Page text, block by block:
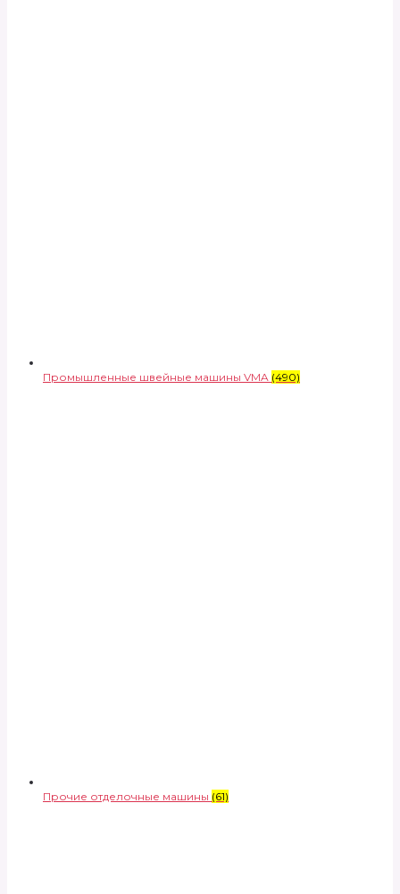
Промышленные швейные машины VMA (490)
Прочие отделочные машины (61)